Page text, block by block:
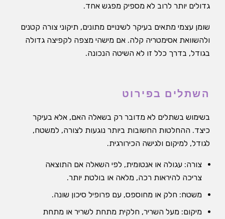
גדולים יותר לרוב לא מספיק מפגש אחד.
שומן עצמי מתאים בעיקר לשינויים מתונים, תיקוני צורה קטנים
ולהשוואת אסימטריה קלה. אם מישהי מצפה לקפיצה גדולה
בגודל, בדרך כלל זו לא השיטה הנכונה.
השתלים בפירוט
בשימוש בשתלים לא מדובר רק בשאלה האם, אלא בעיקר
כיצד. ההחלטות החשובות ביותר נוגעות לצורה, למשטח,
לגודל, למיקום ולגישה הכירורגית.
צורה: עגולה או אנטומית, לפי השאלה אם התוצאה
צריכה להיראות רכה, מלאה או בולטת יותר.
משטח: חלק או מחוספס, עם פרופיל סיכון שונה.
מיקום: מעל השריר, חלקית מתחת לשריר או מתחת